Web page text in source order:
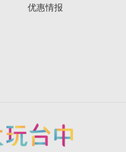
优惠情报